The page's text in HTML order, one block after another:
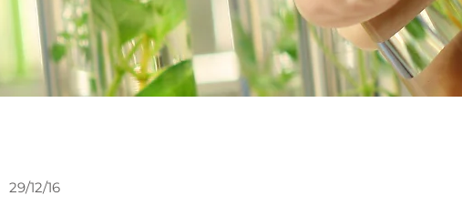
29/12/16